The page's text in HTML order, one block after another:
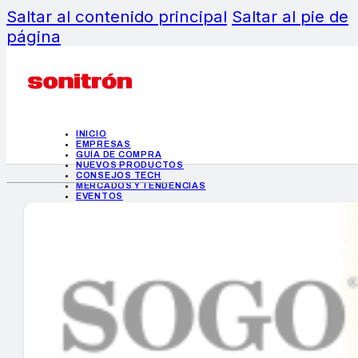
Saltar al contenido principal Saltar al pie de
página
INICIO
EMPRESAS
GUÍA DE COMPRA
NUEVOS PRODUCTOS
CONSEJOS TECH
MERCADOS Y TENDENCIAS
EVENTOS
INICIO
EMPRESAS